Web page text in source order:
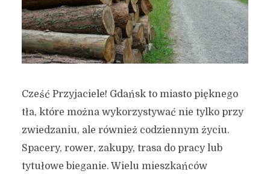
Cześć Przyjaciele! Gdańsk to miasto pięknego
tła, które można wykorzystywać nie tylko przy
zwiedzaniu, ale również codziennym życiu.
Spacery, rower, zakupy, trasa do pracy lub
tytułowe bieganie. Wielu mieszkańców